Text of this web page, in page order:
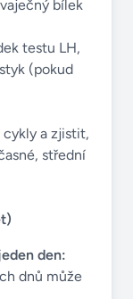
bílek
testu LH,
(pokud
cykly a zjistit,
střední
den:
dnů může